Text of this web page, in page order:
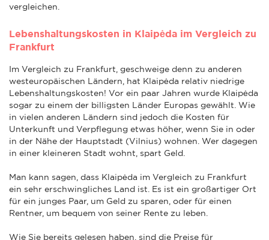
vergleichen.
Lebenshaltungskosten in Klaipėda im Vergleich zu
Frankfurt
Im Vergleich zu Frankfurt, geschweige denn zu anderen
westeuropäischen Ländern, hat Klaipėda relativ niedrige
Lebenshaltungskosten! Vor ein paar Jahren wurde Klaipėda
sogar zu einem der billigsten Länder Europas gewählt. Wie
in vielen anderen Ländern sind jedoch die Kosten für
Unterkunft und Verpflegung etwas höher, wenn Sie in oder
in der Nähe der Hauptstadt (Vilnius) wohnen. Wer dagegen
in einer kleineren Stadt wohnt, spart Geld.
Man kann sagen, dass Klaipėda im Vergleich zu Frankfurt
ein sehr erschwingliches Land ist. Es ist ein großartiger Ort
für ein junges Paar, um Geld zu sparen, oder für einen
Rentner, um bequem von seiner Rente zu leben.
Wie Sie bereits gelesen haben, sind die Preise für